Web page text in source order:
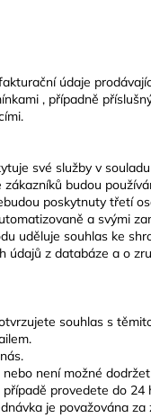
údaje
, případně
své služby v
budou
poskytnuty třetí
a svými
uděluje souhlas ke
údajů z databáze a o
souhlas s
není možné
provedete do 24
je považována za
OBKLAD
CM IMITACE